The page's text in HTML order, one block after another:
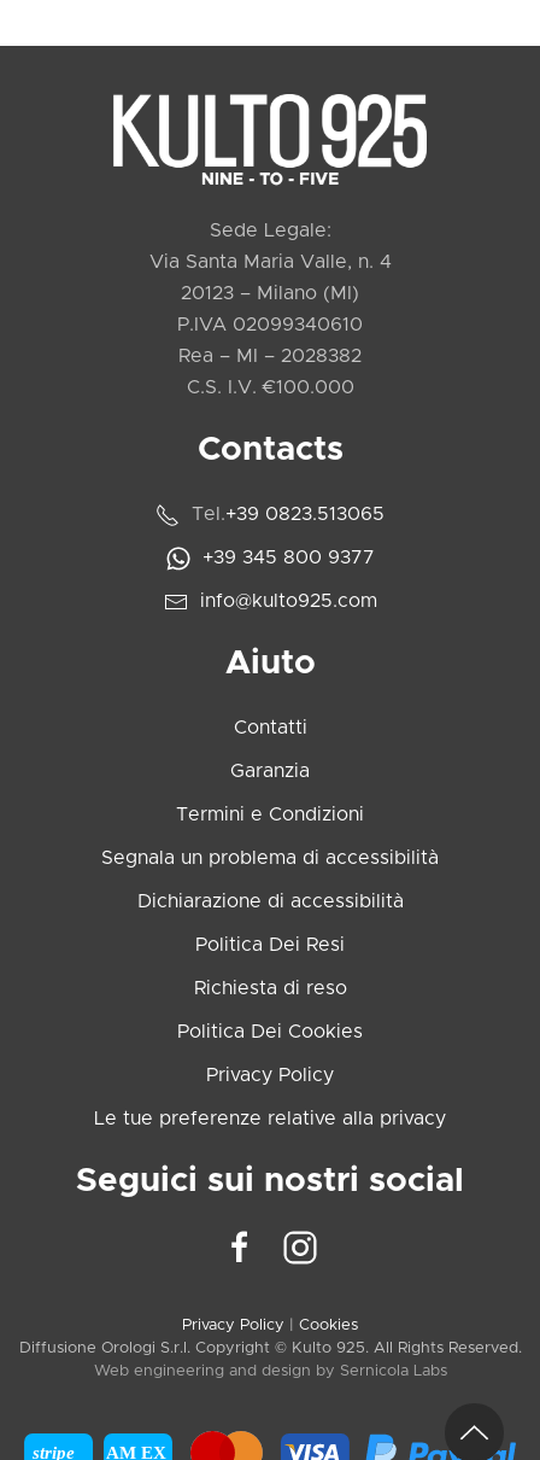
Sede Legale:
Via Santa Maria Valle, n. 4
20123 – Milano (MI)
P.IVA 02099340610
Rea – MI – 2028382
C.S. I.V. €100.000
Contacts
Tel.+39 0823.513065
+39 345 800 9377
info@kulto925.com
Aiuto
Contatti
Garanzia
Termini e Condizioni
Segnala un problema di accessibilità
Dichiarazione di accessibilità
Politica Dei Resi
Richiesta di reso
Politica Dei Cookies
Privacy Policy
Le tue preferenze relative alla privacy
Seguici sui nostri social
Privacy Policy
Cookies
Diffusione Orologi S.r.l. Copyright © Kulto 925. All Rights Reserved.
Web engineering and design by Sernicola Labs
stripe AM EX